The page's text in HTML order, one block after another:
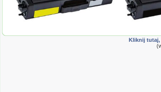
Kliknij tutaj,